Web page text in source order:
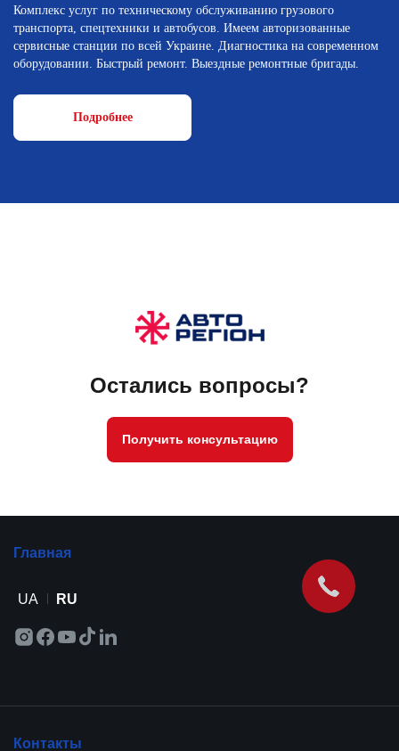
Комплекс услуг по техническому обслуживанию грузового
транспорта, спецтехники и автобусов. Имеем авторизованные
сервисные станции по всей Украине. Диагностика на современном
оборудовании. Быстрый ремонт. Выездные ремонтные бригады.
Подробнее
Остались вопросы?
Получить консультацию
Главная
UA RU
Контакты